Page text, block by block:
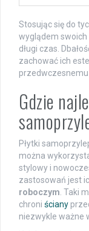
Stosując się do
wyglądem swoich
długi czas.
zachować ich
przedwczesnemu
Gdzie
Płytki
można
stylowy i
zastosowań jest
roboczym. Taki
chroni ściany
niezwykle ważne